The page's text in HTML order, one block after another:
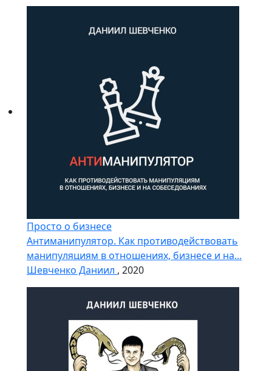
Просто о бизнесе
Антиманипулятор. Как противодействовать
манипуляциям в отношениях, бизнесе и на...
Шевченко Даниил , 2020